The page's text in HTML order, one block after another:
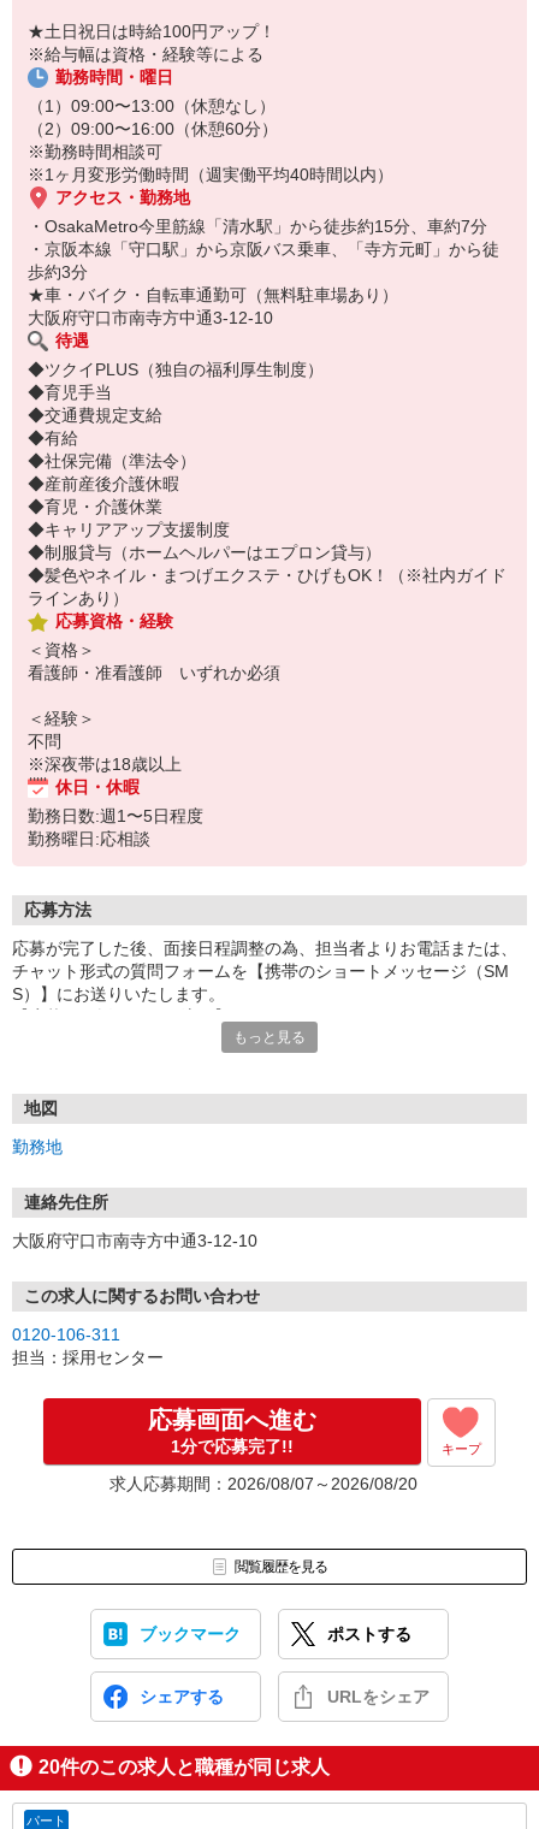
★土日祝日は時給100円アップ！
※給与幅は資格・経験等による
勤務時間・曜日
（1）09:00〜13:00（休憩なし）
（2）09:00〜16:00（休憩60分）
※勤務時間相談可
※1ヶ月変形労働時間（週実働平均40時間以内）
アクセス・勤務地
・OsakaMetro今里筋線「清水駅」から徒歩約15分、車約7分
・京阪本線「守口駅」から京阪バス乗車、「寺方元町」から徒
歩約3分
★車・バイク・自転車通勤可（無料駐車場あり）
大阪府守口市南寺方中通3-12-10
待遇
◆ツクイPLUS（独自の福利厚生制度）
◆育児手当
◆交通費規定支給
◆有給
◆社保完備（準法令）
◆産前産後介護休暇
◆育児・介護休業
◆キャリアアップ支援制度
◆制服貸与（ホームヘルパーはエプロン貸与）
◆髪色やネイル・まつげエクステ・ひげもOK！（※社内ガイド
ラインあり）
応募資格・経験
＜資格＞
看護師・准看護師 いずれか必須
＜経験＞
不問
※深夜帯は18歳以上
休日・休暇
勤務日数:週1〜5日程度
勤務曜日:応相談
応募方法
応募が完了した後、面接日程調整の為、担当者よりお電話または、
チャット形式の質問フォームを【携帯のショートメッセージ（SM
S）】にお送りいたします。
1.応募…Webもしくはお電話より応募ください。
※実技試験はドライバーの職種のみとなります。
もっと見る
地図
勤務地
連絡先住所
大阪府守口市南寺方中通3-12-10
この求人に関するお問い合わせ
0120-106-311
担当：採用センター
応募画面へ進む
1分で応募完了!! キープ
求人応募期間：2026/08/07～2026/08/20
閲覧履歴を見る
ブックマーク ポストする
シェアする URLをシェア
20件のこの求人と職種が同じ求人
パート